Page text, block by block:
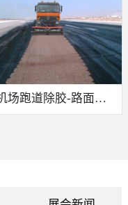
机场跑道除胶-路面标线清除